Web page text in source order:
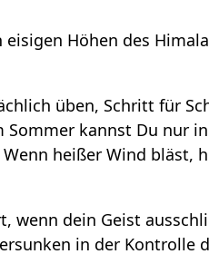
Höhen des
üben, Schritt für
kannst Du nur
heißer Wind bläst,
wenn dein Geist
in der Kontrolle